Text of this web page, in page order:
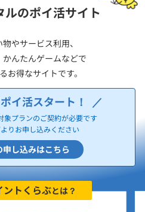
ルのポイ活サイト
やサービス利用、
んたんゲームなどで
お得なサイトです。
イ活スタート！
プランのご契約が必要です
りお申し込みください
し込みはこちら
ントくらぶとは？